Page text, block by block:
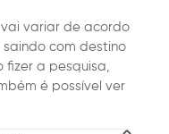
variar de acordo
com destino
fizer a pesquisa,
é possível ver